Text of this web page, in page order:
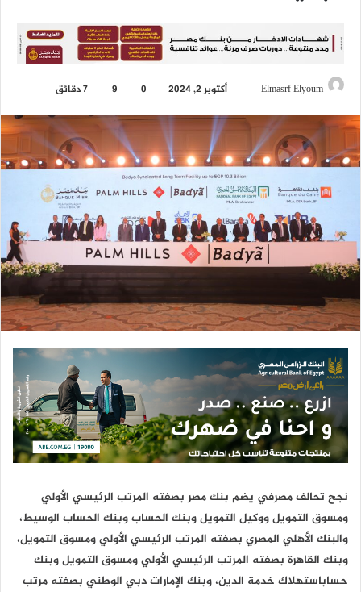
Elmasrf Elyoum
س
ب
ر
ي
د
ا
إ
ك
ت
و
ن
ا
أكتوبر 2, 2024 0
9
نجح تحالف مصرفي يضم بنك مصر بصفته المرتب الرئيسي الأولي
ومسوق التمويل ووكيل التمويل وبنك الحساب وبنك الحساب الوسيط،
والبنك الأهلي المصري بصفته المرتب الرئيسي الأولي ومسوق التمويل،
وبنك القاهرة بصفته المرتب الرئيسي الأولي ومسوق التمويل وبنك
حساباستهلاك خدمة الدين، وبنك الإمارات دبي الوطني بصفته مرتب